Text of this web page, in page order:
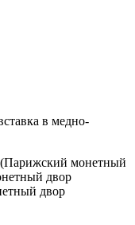
в медно-
монетный
двор
двор